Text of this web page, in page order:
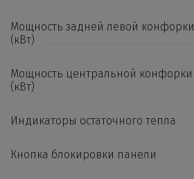
Мощность задней левой конфорки
(кВт)
Мощность центральной конфорки
(кВт)
Индикаторы остаточного тепла
Кнопка блокировки панели